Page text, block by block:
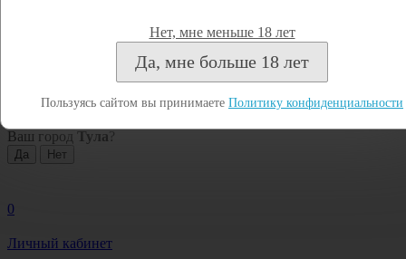
Посмотреть все результаты
Ваш город Тула ?
0
Личный кабинет
Нет, мне меньше 18 лет
Да, мне больше 18 лет
Пользуясь сайтом вы принимаете Политику конфиденциальности